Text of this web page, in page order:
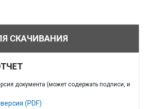
СКАЧИВАНИЯ
документа (может содержать подписи, и
(PDF)